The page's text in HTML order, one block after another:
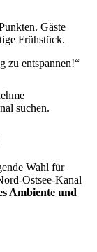
Gäste
Frühstück.
zu entspannen!“
suchen.
Wahl für
Ostsee-Kanal
Ambiente und